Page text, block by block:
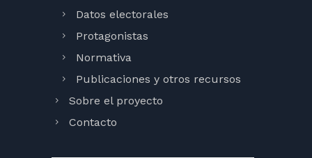
Datos electorales
Protagonistas
Normativa
Publicaciones y otros recursos
Sobre el proyecto
Contacto